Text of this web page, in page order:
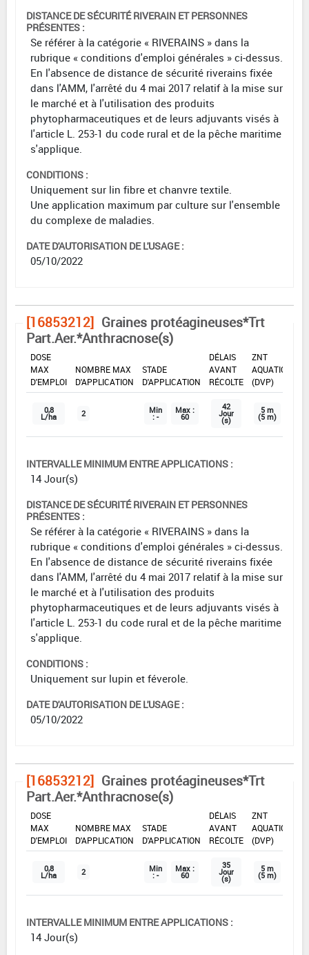
DISTANCE DE SÉCURITÉ RIVERAIN ET PERSONNES
PRÉSENTES :
Se référer à la catégorie « RIVERAINS » dans la
rubrique « conditions d'emploi générales » ci-dessus.
En l'absence de distance de sécurité riverains fixée
dans l'AMM, l'arrêté du 4 mai 2017 relatif à la mise sur
le marché et à l'utilisation des produits
phytopharmaceutiques et de leurs adjuvants visés à
l'article L. 253-1 du code rural et de la pêche maritime
s'applique.
CONDITIONS :
Uniquement sur lin fibre et chanvre textile.
Une application maximum par culture sur l'ensemble
du complexe de maladies.
DATE D'AUTORISATION DE L'USAGE :
05/10/2022
[16853212] Graines protéagineuses*Trt
Part.Aer.*Anthracnose(s)
DOSE
MAX
D'EMPLOI
NOMBRE MAX
D'APPLICATION
STADE
D'APPLICATION
DÉLAIS
AVANT
RÉCOLTE
ZNT
AQUATIQUE
(DVP)
0,8
L/ha 2 Min
: -
Max :
60
42
Jour
(s)
5 m
(5 m)
INTERVALLE MINIMUM ENTRE APPLICATIONS :
14 Jour(s)
DISTANCE DE SÉCURITÉ RIVERAIN ET PERSONNES
PRÉSENTES :
Se référer à la catégorie « RIVERAINS » dans la
rubrique « conditions d'emploi générales » ci-dessus.
En l'absence de distance de sécurité riverains fixée
dans l'AMM, l'arrêté du 4 mai 2017 relatif à la mise sur
le marché et à l'utilisation des produits
phytopharmaceutiques et de leurs adjuvants visés à
l'article L. 253-1 du code rural et de la pêche maritime
s'applique.
CONDITIONS :
Uniquement sur lupin et féverole.
DATE D'AUTORISATION DE L'USAGE :
05/10/2022
[16853212] Graines protéagineuses*Trt
Part.Aer.*Anthracnose(s)
DOSE
MAX
D'EMPLOI
NOMBRE MAX
D'APPLICATION
STADE
D'APPLICATION
DÉLAIS
AVANT
RÉCOLTE
ZNT
AQUATIQUE
(DVP)
0,8
L/ha 2 Min
: -
Max :
60
35
Jour
(s)
5 m
(5 m)
INTERVALLE MINIMUM ENTRE APPLICATIONS :
14 Jour(s)